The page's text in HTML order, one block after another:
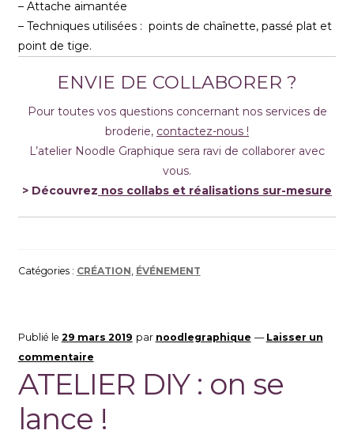
– Attache aimantée
– Techniques utilisées : points de chaînette, passé plat et
point de tige.
ENVIE DE COLLABORER ?
Pour toutes vos questions concernant nos services de
broderie, contactez-nous !
L’atelier Noodle Graphique sera ravi de collaborer avec
vous.
> Découvrez nos collabs et réalisations sur-mesure
Catégories : CRÉATION ÉVÉNEMENT
Publié le 29 mars 2019 par noodlegraphique — Laisser un
commentaire
ATELIER DIY : on se
lance !